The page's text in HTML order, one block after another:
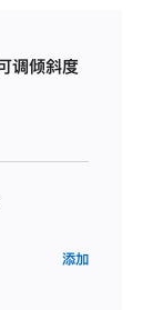
倾斜度
添加